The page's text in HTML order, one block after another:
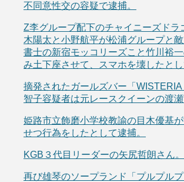
不同意性交の容疑で逮捕。
Z李グループ配下のチャイニーズドラ
木陽太と小野航平が松浦グループと
書士の新宿モッコリーズこと竹川裕
み土下座させて、スマホを壊したと
摘発されたガールズバー「WISTERIA
智子容疑者は元レースクイーンの渡瀬
姫路市立飾磨小学校教諭の目木優基
せつ行為をしたとして逮捕。
KGB３代目リーダーの矢尻哲朗さん。
再び雄琴のソープランド「プルプルプ